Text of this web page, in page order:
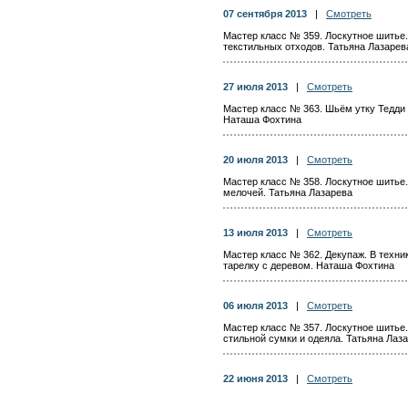
07 сентября 2013
Смотреть
Мастер класс № 359. Лоскутное
текстильных отходов. Татьяна
27 июля 2013
Смотреть
Мастер класс № 363. Шьём утку
Наташа Фохтина
20 июля 2013
Смотреть
Мастер класс № 358. Лоскутное
мелочей. Татьяна Лазарева
13 июля 2013
Смотреть
Мастер класс № 362. Декупаж. В
тарелку с деревом. Наташа Фохтина
06 июля 2013
Смотреть
Мастер класс № 357. Лоскутное
стильной сумки и одеяла. Татьяна
22 июня 2013
Смотреть